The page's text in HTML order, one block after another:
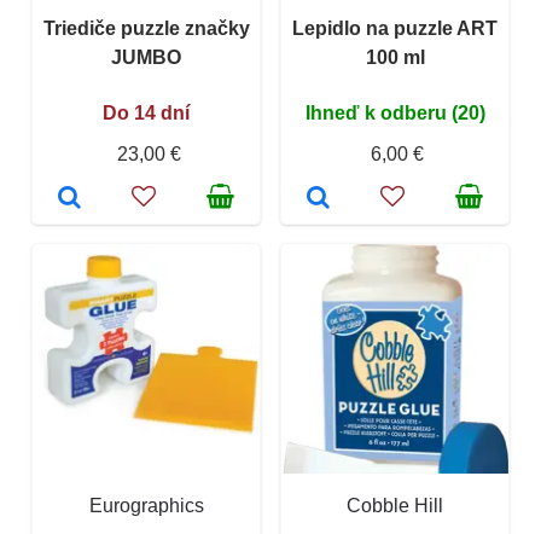
Triediče puzzle značky
JUMBO
Do 14 dní
23,00 €
Lepidlo na puzzle ART
100 ml
Ihneď k odberu (20)
6,00 €
Eurographics Cobble Hill